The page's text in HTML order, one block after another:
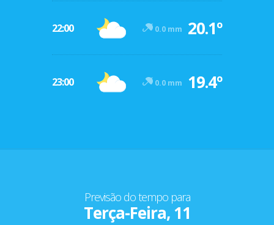
22:00 0.0 mm 20.1º
23:00 0.0 mm 19.4º
Previsão do tempo para
Terça-Feira, 11